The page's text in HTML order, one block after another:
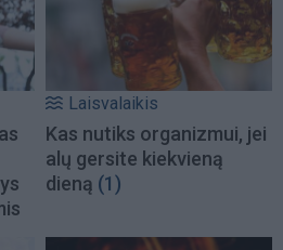
Laisvalaikis
Kas nutiks organizmui, jei
alų gersite kiekvieną
dieną (1)